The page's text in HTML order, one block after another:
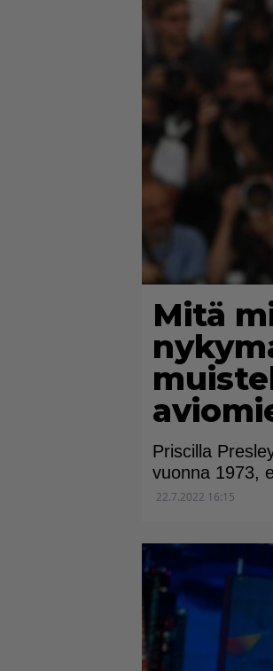
Mitä
Priscilla
vuonna 1973,
22.7.2022 16:15